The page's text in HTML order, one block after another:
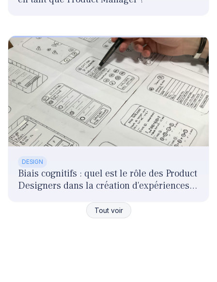
Tout voir
DESIGN
Biais cognitifs : quel est le rôle des Product
Designers dans la création d'expériences